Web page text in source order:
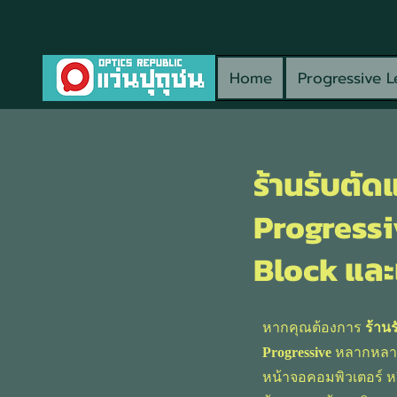
Home Progressive
ร้านรับตัด
Block แล
หากคุณต้องการ ร้าน
Progressive หลากหล
หน้าจอคอมพิวเตอร์